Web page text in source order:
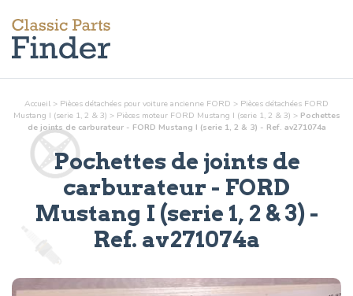
Accueil > Pièces détachées pour voiture ancienne FORD > Pièces détachées FORD
Mustang I (serie 1, 2 & 3) > Pièces moteurFORD Mustang I (serie 1, 2 & 3) > Pochettes
de joints de carburateur - FORD Mustang I (serie 1, 2 & 3) - Ref. av271074a
Pochettes de joints de
carburateur - FORD
Mustang I (serie 1, 2 & 3) -
Ref. av271074a